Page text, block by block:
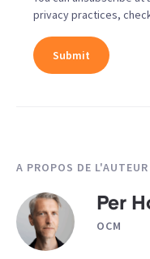
privacy practices,
A PROPOS DE L'AUTEUR
Per
OCM